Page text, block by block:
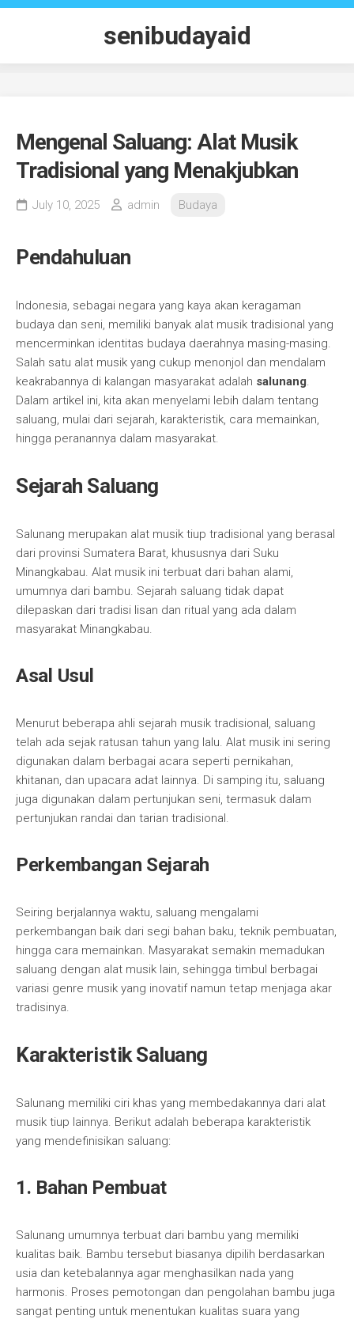
Skip
senibudayaid
Mengenal Saluang: Alat Musik
Tradisional yang Menakjubkan
July 10, 2025 admin Budaya
Pendahuluan
Indonesia, sebagai negara yang kaya akan keragaman
budaya dan seni, memiliki banyak alat musik tradisional yang
mencerminkan identitas budaya daerahnya masing-masing.
Salah satu alat musik yang cukup menonjol dan mendalam
keakrabannya di kalangan masyarakat adalah salunang.
Dalam artikel ini, kita akan menyelami lebih dalam tentang
saluang, mulai dari sejarah, karakteristik, cara memainkan,
hingga peranannya dalam masyarakat.
Sejarah Saluang
Salunang merupakan alat musik tiup tradisional yang berasal
dari provinsi Sumatera Barat, khususnya dari Suku
Minangkabau. Alat musik ini terbuat dari bahan alami,
umumnya dari bambu. Sejarah saluang tidak dapat
dilepaskan dari tradisi lisan dan ritual yang ada dalam
masyarakat Minangkabau.
Asal Usul
Menurut beberapa ahli sejarah musik tradisional, saluang
telah ada sejak ratusan tahun yang lalu. Alat musik ini sering
digunakan dalam berbagai acara seperti pernikahan,
khitanan, dan upacara adat lainnya. Di samping itu, saluang
juga digunakan dalam pertunjukan seni, termasuk dalam
pertunjukan randai dan tarian tradisional.
Perkembangan Sejarah
Seiring berjalannya waktu, saluang mengalami
perkembangan baik dari segi bahan baku, teknik pembuatan,
hingga cara memainkan. Masyarakat semakin memadukan
saluang dengan alat musik lain, sehingga timbul berbagai
variasi genre musik yang inovatif namun tetap menjaga akar
tradisinya.
Karakteristik Saluang
Salunang memiliki ciri khas yang membedakannya dari alat
musik tiup lainnya. Berikut adalah beberapa karakteristik
yang mendefinisikan saluang:
1. Bahan Pembuat
Salunang umumnya terbuat dari bambu yang memiliki
kualitas baik. Bambu tersebut biasanya dipilih berdasarkan
usia dan ketebalannya agar menghasilkan nada yang
harmonis. Proses pemotongan dan pengolahan bambu juga
sangat penting untuk menentukan kualitas suara yang